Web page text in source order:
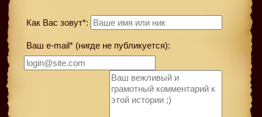
Как Вас зовут*:
Ваш e-mail* (нигде не публикуется):